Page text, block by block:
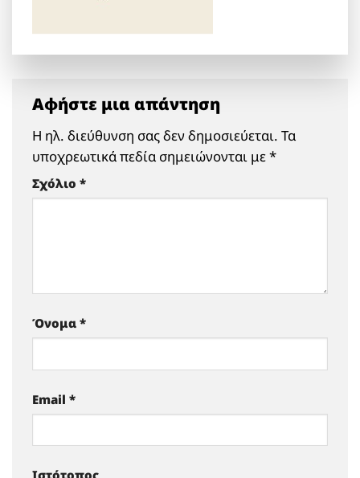
Αφήστε μια απάντηση
Η ηλ. διεύθυνση σας δεν δημοσιεύεται. Τα
υποχρεωτικά πεδία σημειώνονται με*
Σχόλιο *
Όνομα *
Email *